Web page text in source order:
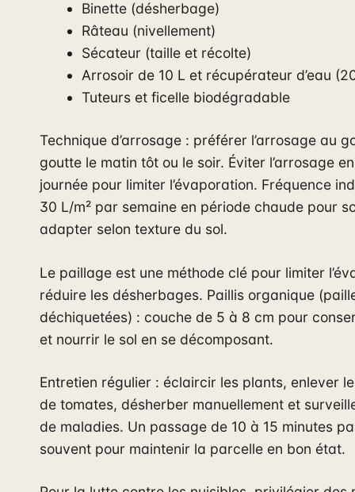
Binette (désherbage)
Râteau (nivellement)
Sécateur (taille et récolte)
Arrosoir de 10 L et récupérateur d’eau
Tuteurs et ficelle biodégradable
Technique d’arrosage : préférer l’arrosage au
goutte le matin tôt ou le soir. Éviter l’arrosage
journée pour limiter l’évaporation. Fréquence
30 L/m² par semaine en période chaude pour
adapter selon texture du sol.
Le paillage est une méthode clé pour limiter
réduire les désherbages. Paillis organique
déchiquetées) : couche de 5 à 8 cm pour
et nourrir le sol en se décomposant.
Entretien régulier : éclaircir les plants, enlever
de tomates, désherber manuellement et
de maladies. Un passage de 10 à 15 minutes
souvent pour maintenir la parcelle en bon état.